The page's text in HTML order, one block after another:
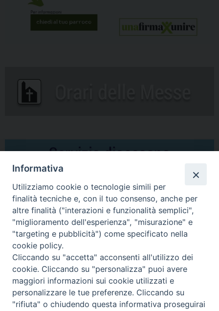
Comunicati Stampa
Il cordoglio dei Vescovi di Puglia per la morte di S.E.R. Mons. Agostino
Superbo
Nasce la Consulta Diocesana delle Aggregazioni Laicali di Castellaneta
Archivio comunicati stampa
Informativa
Utilizziamo cookie o tecnologie simili per
finalità tecniche e, con il tuo consenso, anche per
altre finalità ("interazioni e funzionalità semplici",
"miglioramento dell'esperienza", "misurazione" e
"targeting e pubblicità") come specificato nella
cookie policy.
Cliccando su "accetta" acconsenti all'utilizzo dei
cookie. Cliccando su "personalizza" puoi avere
maggiori informazioni sui cookie utilizzati e
personalizzare le tue preferenze. Cliccando su
"rifiuta" o chiudendo questa informativa proseguirai